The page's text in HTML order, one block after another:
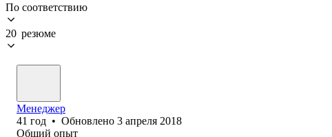
По соответствию
20 резюме
Менеджер
41 год • Обновлено 3 апреля 2018
Общий опыт